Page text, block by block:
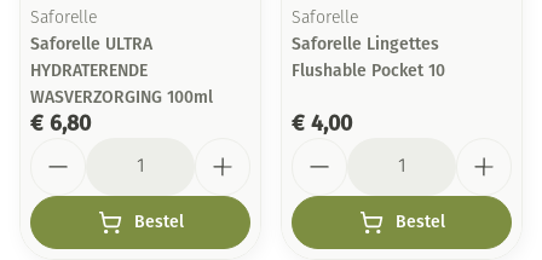
Saforelle
Saforelle ULTRA
HYDRATERENDE
WASVERZORGING 100ml
€ 6,80
Bestel
Saforelle
Saforelle Lingettes
Flushable Pocket 10
€ 4,00
Bestel